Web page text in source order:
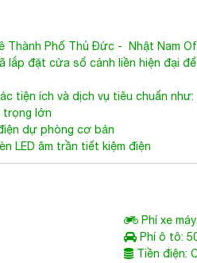
Thành Phố Thủ Đức - Nhật Nam
lắp đặt cửa sổ cánh liền hiện đại
tiện ích và dịch vụ tiêu chuẩn như:
trọng lớn
dự phòng cơ bản
LED âm trần tiết kiệm điện
Phí xe
Phí ô tô:
Tiền điện: